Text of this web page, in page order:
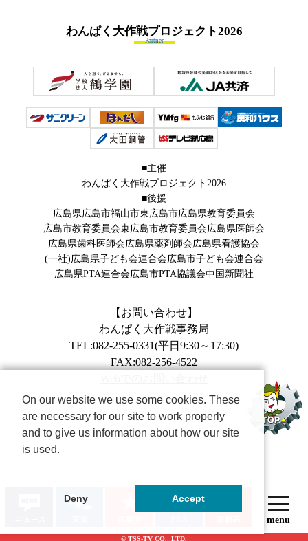
わんぱく大作戦プロジェクト2026
Partner
■主催
わんぱく大作戦プロジェクト2026
■後援
広島県広島市福山市東広島市広島県教育委員会
広島市教育委員会東広島市教育委員会広島県医師会
広島県歯科医師会広島県薬剤師会広島県看護協会
(一社)広島県子ども会連合会広島市子ども会連合会
広島県PTA連合会広島市PTA協議会中国新聞社
【お問い合わせ】
わんぱく大作戦事務局
TEL:082-255-0331(平日9:30～17:30)
FAX:082-256-4522
© TSS-TV CO., LTD.
On our website we use some cookies. These
are necessary for our site to work properly
and to give us information about how our site
is used.
Deny Accept